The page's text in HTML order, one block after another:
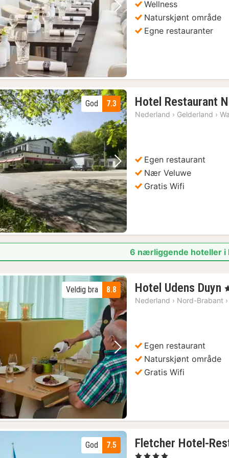
Forrige bilde Neste bilde
Wellness
Naturskjønt område
Egne restauranter
Forrige bilde Neste bilde
7.3
God Hotel Restaurant
Nederland › Gelderland ›
Egen restaurant
Nær Veluwe
Gratis Wifi
6 nærliggende hoteller i
Forrige bilde Neste bilde
8.8
Veldig bra Hotel Udens Duyn ,
Nederland › Nord-Brabant ›
Egen restaurant
Naturskjønt område
Gratis Wifi
7.5
God Fletcher Hotel-
, 4 Stjerner
Otterlo: Inngangsbillett til De Hoge Veluwe nasjonalpark(1)
(1)
Oosterbeek: Airborne Museum Hartenstein inngangsbillett(2)